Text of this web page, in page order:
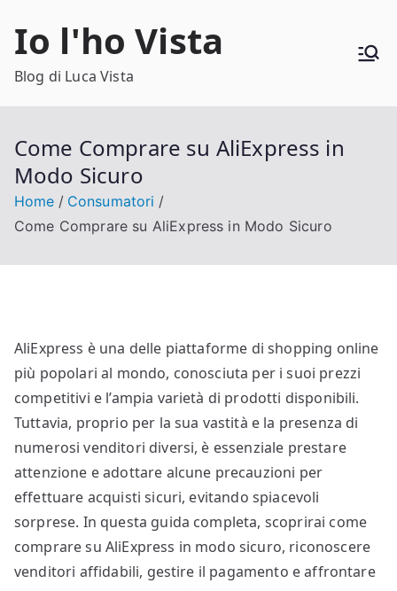
Io l'ho Vista
Blog di Luca Vista
Come Comprare su AliExpress in
Modo Sicuro
Home
Consumatori
Come Comprare su AliExpress in Modo Sicuro
AliExpress è una delle piattaforme di shopping online
più popolari al mondo, conosciuta per i suoi prezzi
competitivi e l’ampia varietà di prodotti disponibili.
Tuttavia, proprio per la sua vastità e la presenza di
numerosi venditori diversi, è essenziale prestare
attenzione e adottare alcune precauzioni per
effettuare acquisti sicuri, evitando spiacevoli
sorprese. In questa guida completa, scoprirai come
comprare su AliExpress in modo sicuro, riconoscere
venditori affidabili, gestire il pagamento e affrontare